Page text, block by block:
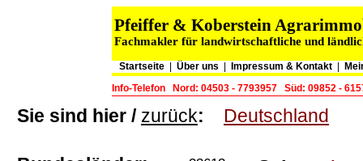
Pfeiffer & Koberstein
Fachmakler für landwirtschaftliche und
Startseite Über uns Impressum & Kontakt
Info-Telefon
Nord: 04503 - 7793957 Süd: 09852 -
Sie sind hier / zurück: Deutschland